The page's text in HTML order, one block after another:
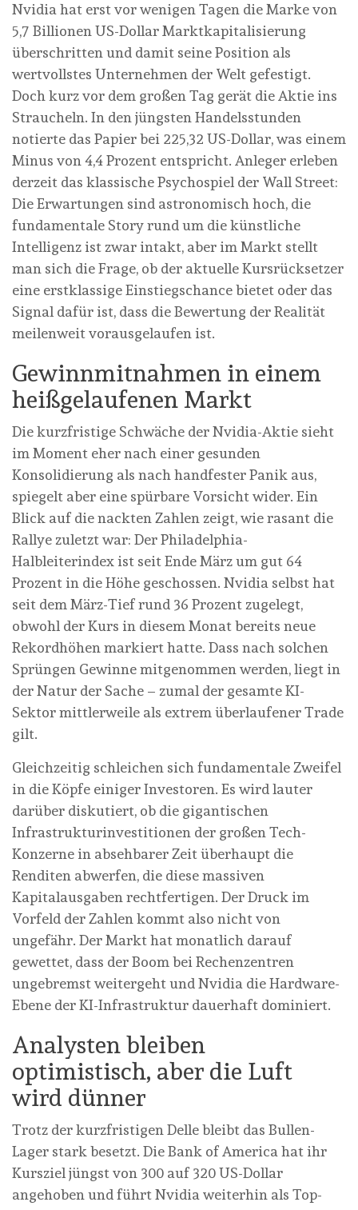
Nvidia hat erst vor wenigen Tagen die Marke von
5,7 Billionen US-Dollar Marktkapitalisierung
überschritten und damit seine Position als
wertvollstes Unternehmen der Welt gefestigt.
Doch kurz vor dem großen Tag gerät die Aktie ins
Straucheln. In den jüngsten Handelsstunden
notierte das Papier bei 225,32 US-Dollar, was einem
Minus von 4,4 Prozent entspricht. Anleger erleben
derzeit das klassische Psychospiel der Wall Street:
Die Erwartungen sind astronomisch hoch, die
fundamentale Story rund um die künstliche
Intelligenz ist zwar intakt, aber im Markt stellt
man sich die Frage, ob der aktuelle Kursrücksetzer
eine erstklassige Einstiegschance bietet oder das
Signal dafür ist, dass die Bewertung der Realität
meilenweit vorausgelaufen ist.
Gewinnmitnahmen in einem
heißgelaufenen Markt
Die kurzfristige Schwäche der Nvidia-Aktie sieht
im Moment eher nach einer gesunden
Konsolidierung als nach handfester Panik aus,
spiegelt aber eine spürbare Vorsicht wider. Ein
Blick auf die nackten Zahlen zeigt, wie rasant die
Rallye zuletzt war: Der Philadelphia-
Halbleiterindex ist seit Ende März um gut 64
Prozent in die Höhe geschossen. Nvidia selbst hat
seit dem März-Tief rund 36 Prozent zugelegt,
obwohl der Kurs in diesem Monat bereits neue
Rekordhöhen markiert hatte. Dass nach solchen
Sprüngen Gewinne mitgenommen werden, liegt in
der Natur der Sache – zumal der gesamte KI-
Sektor mittlerweile als extrem überlaufener Trade
gilt.
Gleichzeitig schleichen sich fundamentale Zweifel
in die Köpfe einiger Investoren. Es wird lauter
darüber diskutiert, ob die gigantischen
Infrastrukturinvestitionen der großen Tech-
Konzerne in absehbarer Zeit überhaupt die
Renditen abwerfen, die diese massiven
Kapitalausgaben rechtfertigen. Der Druck im
Vorfeld der Zahlen kommt also nicht von
ungefähr. Der Markt hat monatlich darauf
gewettet, dass der Boom bei Rechenzentren
ungebremst weitergeht und Nvidia die Hardware-
Ebene der KI-Infrastruktur dauerhaft dominiert.
Analysten bleiben
optimistisch, aber die Luft
wird dünner
Trotz der kurzfristigen Delle bleibt das Bullen-
Lager stark besetzt. Die Bank of America hat ihr
Kursziel jüngst von 300 auf 320 US-Dollar
angehoben und führt Nvidia weiterhin als Top-